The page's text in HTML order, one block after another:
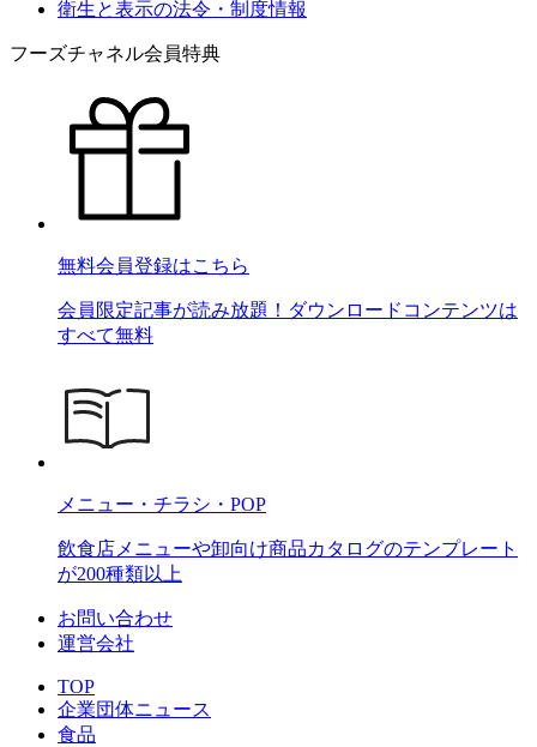
衛生と表示の法令・制度情報
フーズチャネル会員特典
無料会員登録はこちら
会員限定記事が読み放題！ダウンロードコンテンツは
すべて無料
メニュー・チラシ・POP
飲食店メニューや卸向け商品カタログのテンプレート
が200種類以上
お問い合わせ
運営会社
TOP
企業団体ニュース
食品